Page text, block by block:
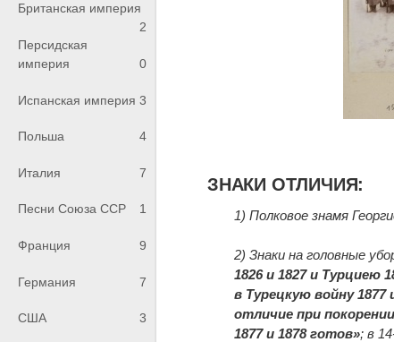
Британская империя
2
Персидская
империя
0
Испанская империя 3
Польша 4
Италия 7
Песни Союза ССР 1
Франция 9
Германия 7
США 3
ЗНАКИ ОТЛИЧИЯ:
1) Полковое знамя
2) Знаки на головные
1826 и 1827 и Турциею
в Турецкую войну 1877
отличие при
1877 и 1878 готов»; в